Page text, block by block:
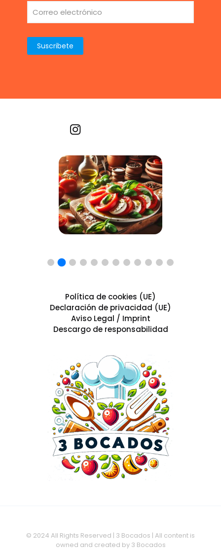
Política de cookies (UE)
Declaración de privacidad (UE)
Aviso Legal / Imprint
Descargo de responsabilidad
© 2024 All Rights Reserved | 3 Bocados | All content is
owned and created by 3 Bocados